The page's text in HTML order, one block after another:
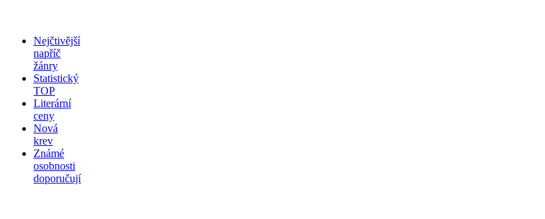
Nejčtivější
napříč
žánry
Statistický
TOP
Literární
ceny
Nová
krev
Známé
osobnosti
doporučují